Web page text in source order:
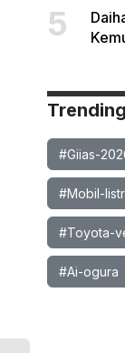
5
#Giias-
#Mobil-
#Toyota-
#Ai-ogura